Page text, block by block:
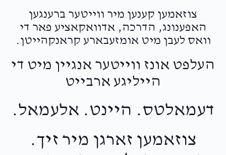
צוזאמען קענען מיר ווייטער ברענגען
האפענונג, הדרכה, אדוואקאציע פאר די
וואס לעבן מיט אומזעבארע קראנקהייטן.
העלפט אונז ווייטער אנגיין מיט די
הייליגע ארבייט
דעמאלטס. היינט. אלעמאל.
צוזאמען זארגן מיר זיך.